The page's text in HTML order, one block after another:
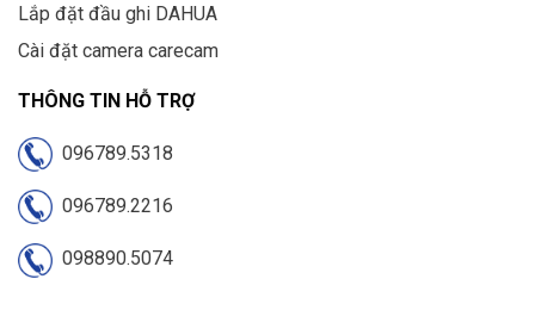
Lắp đặt đầu ghi DAHUA
Cài đặt camera carecam
THÔNG TIN HỖ TRỢ
096789.5318
096789.2216
098890.5074